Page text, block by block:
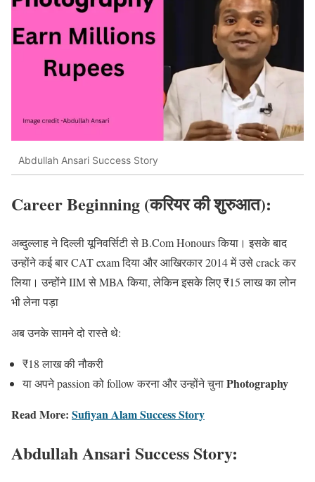
Abdullah Ansari Success Story
Career Beginning (करियर की शुरुआत):
अब्दुल्लाह ने दिल्ली यूनिवर्सिटी से B.Com Honours किया। इसके बाद
उन्होंने कई बार CAT exam दिया और आखिरकार 2014 में उसे crack कर
लिया। उन्होंने IIM से MBA किया, लेकिन इसके लिए ₹15 लाख का लोन
भी लेना पड़ा
अब उनके सामने दो रास्ते थे:
₹18 लाख की नौकरी
या अपने passion को follow करना और उन्होंने चुनाPhotography
Read More: Sufiyan Alam Success Story
Abdullah Ansari Success Story: